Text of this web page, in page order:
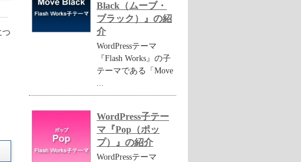
つ
Black（ムーブ・
ブラック）』の紹
介
WordPressテーマ
『Flash Works』の子
テーマである「Move
...
WordPress子テー
マ『Pop（ポッ
プ）』の紹介
WordPressテーマ